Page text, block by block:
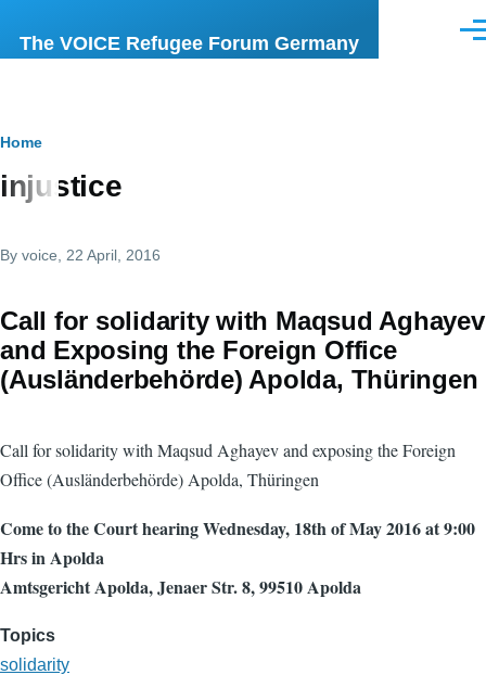
The VOICE Refugee Forum Germany
Breadcrumb
Home
injustice
By voice , 22 April, 2016
Call for solidarity with Maqsud Aghayev
and Exposing the Foreign Office
(Ausländerbehörde) Apolda, Thüringen
Call for solidarity with Maqsud Aghayev and exposing the Foreign
Office (Ausländerbehörde) Apolda, Thüringen
Come to the Court hearing Wednesday, 18th of May 2016 at 9:00
Hrs in Apolda
Amtsgericht Apolda, Jenaer Str. 8, 99510 Apolda
Topics
solidarity